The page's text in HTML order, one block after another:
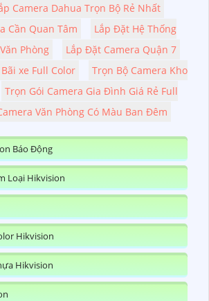
Camera Dahua Trọn Bộ Rẻ Nhất
Cần Quan Tâm
Lắp Đặt Hệ Thống
Phòng
Lắp Đặt Camera Quận 7
xe Full Color
Trọn Bộ Camera Kho
Trọn Gói Camera Gia Đình Giá Rẻ Full
Văn Phòng Có Màu Ban Đêm
Báo Động
Loại Hikvision
Hikvision
Hikvision